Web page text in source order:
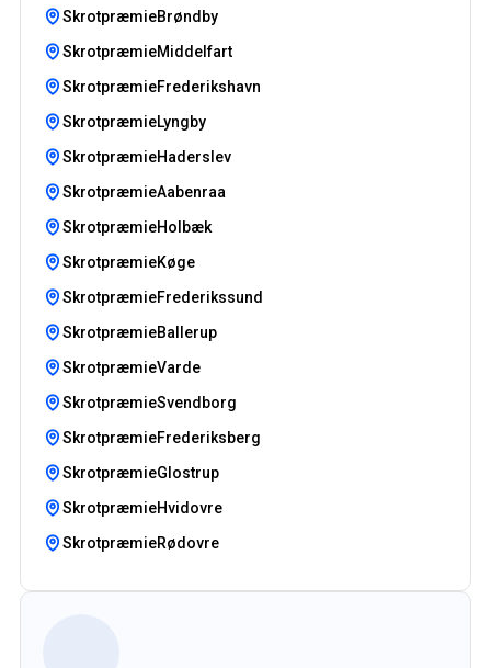
SkrotpræmieBrøndby
SkrotpræmieMiddelfart
SkrotpræmieFrederikshavn
SkrotpræmieLyngby
SkrotpræmieHaderslev
SkrotpræmieAabenraa
SkrotpræmieHolbæk
SkrotpræmieKøge
SkrotpræmieFrederikssund
SkrotpræmieBallerup
SkrotpræmieVarde
SkrotpræmieSvendborg
SkrotpræmieFrederiksberg
SkrotpræmieGlostrup
SkrotpræmieHvidovre
SkrotpræmieRødovre